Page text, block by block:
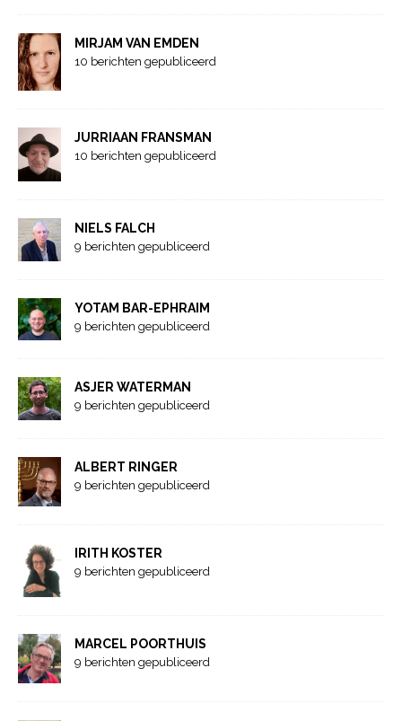
MIRJAM VAN EMDEN
10 berichten gepubliceerd
JURRIAAN FRANSMAN
10 berichten gepubliceerd
NIELS FALCH
9 berichten gepubliceerd
YOTAM BAR-EPHRAIM
9 berichten gepubliceerd
ASJER WATERMAN
9 berichten gepubliceerd
ALBERT RINGER
9 berichten gepubliceerd
IRITH KOSTER
9 berichten gepubliceerd
MARCEL POORTHUIS
9 berichten gepubliceerd